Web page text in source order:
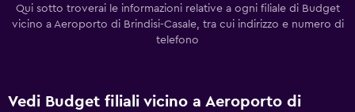
Qui sotto troverai le informazioni relative a ogni filiale di Budget
vicino a Aeroporto di Brindisi-Casale, tra cui indirizzo e numero di
telefono
Vedi Budget filiali vicino a Aeroporto di